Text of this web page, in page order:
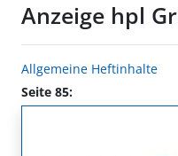
Anzeige hpl
Allgemeine Heftinhalte
Seite 85: